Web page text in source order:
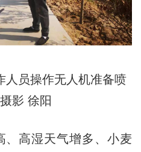
人员操作无人机准备喷
影 徐阳
高湿天气增多、小麦